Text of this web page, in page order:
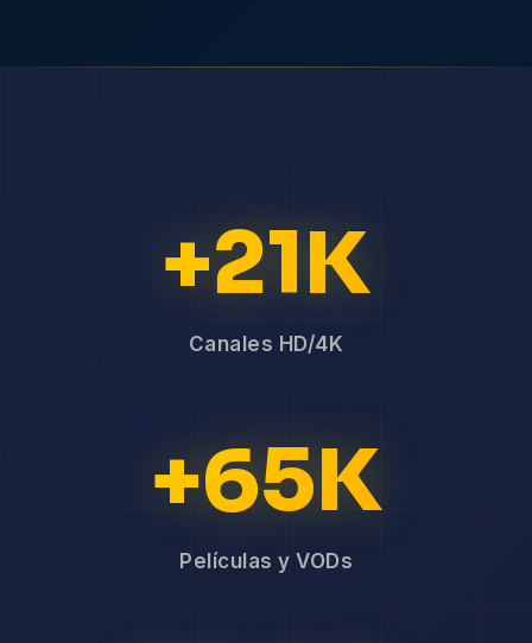
+21K
Canales HD/4K
+65K
Películas y VODs